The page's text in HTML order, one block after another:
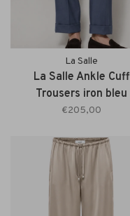
La Salle
La Salle Ankle Cuff
Trousers iron bleu
€205,00